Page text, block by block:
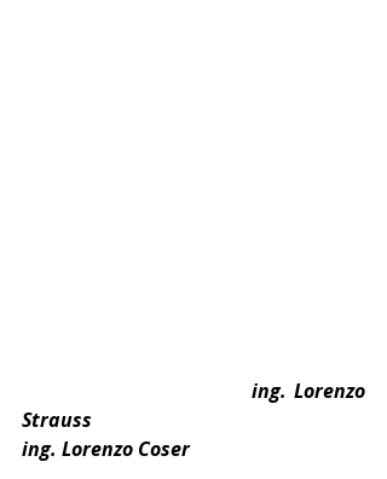
                                 ing. Lorenzo
Strauss
ing. Lorenzo Coser